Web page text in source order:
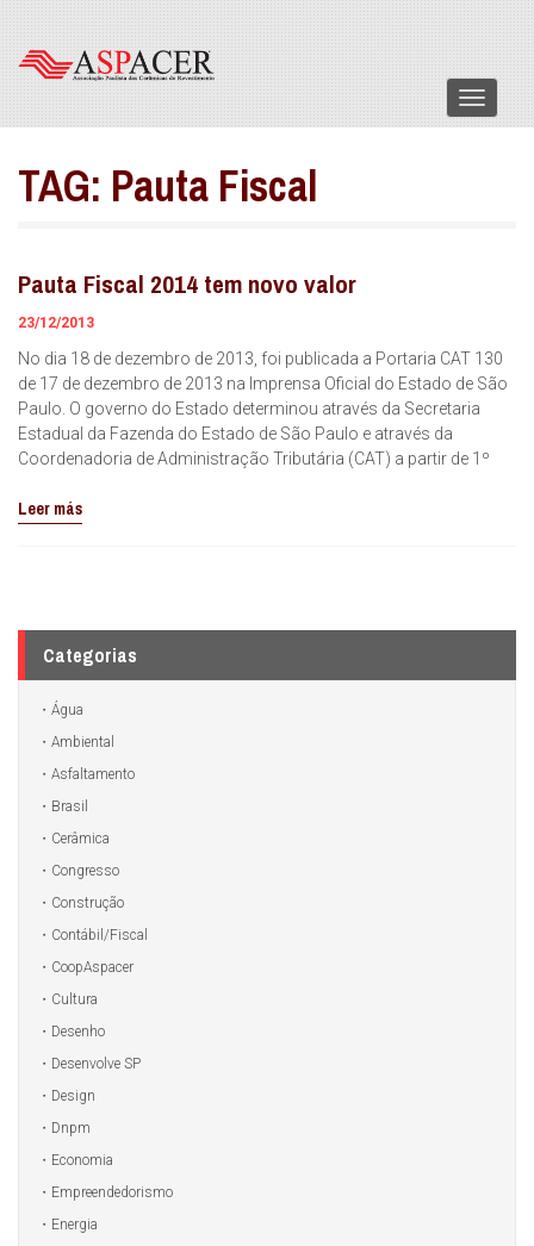
Menu
TAG: Pauta Fiscal
Pauta Fiscal 2014 tem novo valor
23/12/2013
No dia 18 de dezembro de 2013, foi publicada a Portaria CAT 130
de 17 de dezembro de 2013 na Imprensa Oficial do Estado de São
Paulo. O governo do Estado determinou através da Secretaria
Estadual da Fazenda do Estado de São Paulo e através da
Coordenadoria de Administração Tributária (CAT) a partir de 1º
Leer más
Categorias
Água
Ambiental
Asfaltamento
Brasil
Cerâmica
Congresso
Construção
Contábil/Fiscal
CoopAspacer
Cultura
Desenho
Desenvolve SP
Design
Dnpm
Economia
Empreendedorismo
Energia